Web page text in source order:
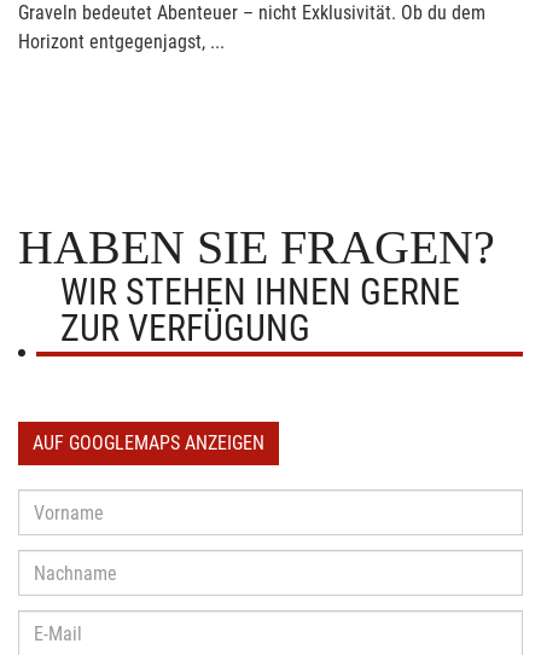
Graveln bedeutet Abenteuer – nicht Exklusivität. Ob du dem
Horizont entgegenjagst, ...
HABEN SIE FRAGEN?
WIR STEHEN IHNEN GERNE
ZUR VERFÜGUNG
AUF GOOGLEMAPS ANZEIGEN